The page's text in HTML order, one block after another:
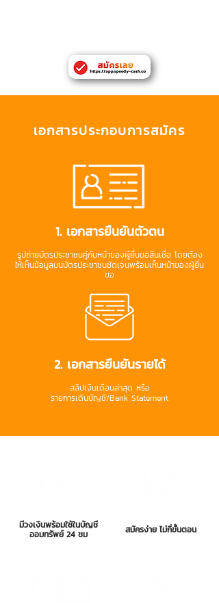
เอกสารประกอบการสมัคร
1. เอกสารยืนยันตัวตน
รูปถ่ายบัตรประชาชนคู่กับหน้าของผู้ยื่นขอสินเชื่อ โดยต้อง
ให้เห็นข้อมูลบนบัตรประชาชนชัดเจนพร้อมเห็นหน้าของผู้ยื่น
ขอ
2. เอกสารยืนยันรายได้
สลิปเงินเดือนล่าสุด หรือ
รายการเดินบัญชี/Bank Statement
มีวงเงินพร้อมใช้ในบัญชี
ออมทรัพย์ 24 ชม สมัครง่าย ไม่กี่ขั้นตอน